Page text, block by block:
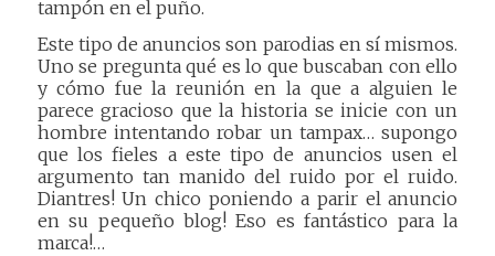
tampón en el puño.
Este tipo de anuncios son parodias en sí mismos.
Uno se pregunta qué es lo que buscaban con ello
y cómo fue la reunión en la que a alguien le
parece gracioso que la historia se inicie con un
hombre intentando robar un tampax… supongo
que los fieles a este tipo de anuncios usen el
argumento tan manido del ruido por el ruido.
Diantres! Un chico poniendo a parir el anuncio
en su pequeño blog! Eso es fantástico para la
marca!…